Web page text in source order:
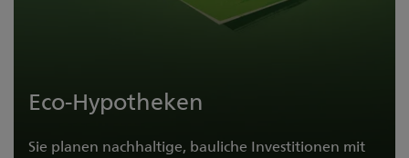
Eco-Hypotheken
Sie planen nachhaltige, bauliche Investitionen mit